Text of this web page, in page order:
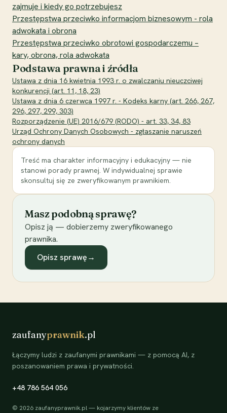
zajmuje i kiedy go potrzebujesz
Przestępstwa przeciwko informacjom biznesowym - rola
adwokata i obrona
Przestępstwa przeciwko obrotowi gospodarczemu –
kary, obrona, rola adwokata
Podstawa prawna i źródła
Ustawa z dnia 16 kwietnia 1993 r. o zwalczaniu nieuczciwej
konkurencji (art. 11, 18, 23)
Ustawa z dnia 6 czerwca 1997 r. - Kodeks karny (art. 266, 267,
296, 297, 299, 303)
Rozporządzenie (UE) 2016/679 (RODO) - art. 33, 34, 83
Urząd Ochrony Danych Osobowych - zgłaszanie naruszeń
ochrony danych
Treść ma charakter informacyjny i edukacyjny — nie
stanowi porady prawnej. W indywidualnej sprawie
skonsultuj się ze zweryfikowanym prawnikiem.
Masz podobną sprawę?
Opisz ją — dobierzemy zweryfikowanego
prawnika.
Opisz sprawę→
zaufanyprawnik.pl
Łączymy ludzi z zaufanymi prawnikami — z pomocą AI, z
poszanowaniem prawa i prywatności.
+48 786 564 056
© 2026 zaufanyprawnik.pl — kojarzymy klientów ze